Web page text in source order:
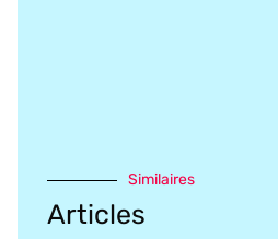
Similaires
Articles